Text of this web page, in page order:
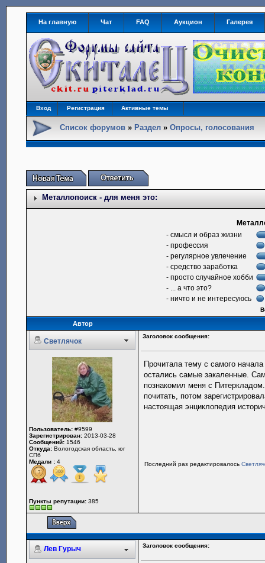
На главную Чат FAQ Аукцион Галерея
Вход Регистрация Активные темы
Список форумов » Раздел »Опросы, голосования
Металлопоиск - для меня это:
- смысл и образ жизни
- профессия
- регулярное увлечение
- средство заработка
- просто случайное хобби
- ... а что это?
- ничто и не интересуюсь
Автор
Светлячок
Заголовок сообщения:
Пользователь: #9599
Зарегистрирован: 2013-03-28
Сообщений: 1546
Откуда: Вологодская область, юг
СПб
Медали : 4
Пункты репутации: 385
Прочитала тему с самого
остались самые закаленные.
познакомил меня с
почитать, потом
настоящая энциклопедия
Последний раз редактировалось
Лев Гурыч Заголовок сообщения: